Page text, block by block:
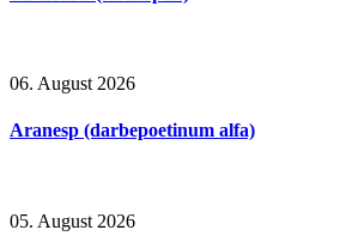
06. August 2026
Aranesp (darbepoetinum alfa)
05. August 2026